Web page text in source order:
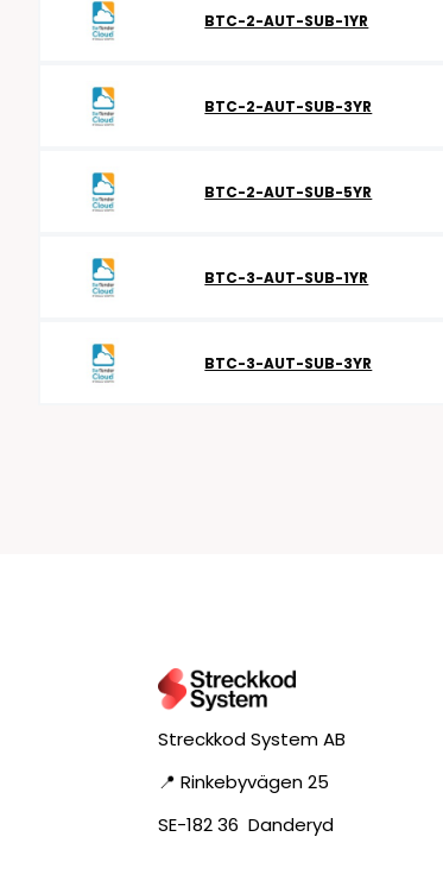
BTC-2-AUT-SUB-1YR
BTC-2-AUT-SUB-3YR
BTC-2-AUT-SUB-5YR
BTC-3-AUT-SUB-1YR
BTC-3-AUT-SUB-3YR
Streckkod System AB
📍 Rinkebyvägen 25
SE-182 36 Danderyd